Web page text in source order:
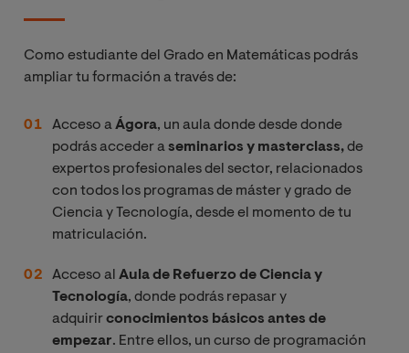
Como estudiante del Grado en Matemáticas podrás
ampliar tu formación a través de:
Acceso aÁgora, un aula donde desde donde
podrás acceder aseminarios y masterclass,de
expertos profesionales del sector, relacionados
con todos los programas de máster y grado de
Ciencia y Tecnología, desde el momento de tu
matriculación.
Acceso al Aula de Refuerzo de Ciencia y
Tecnología, donde podrás repasar y
adquirirconocimientos básicos antes de
empezar. Entre ellos, un curso de programación